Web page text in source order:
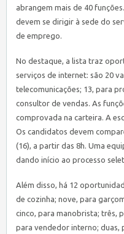
abrangem mais de 40
devem se dirigir à sede do
de emprego.
No destaque, a lista traz
serviços de internet: são 20
telecomunicações; 13, para
consultor de vendas. As
comprovada na carteira. A
Os candidatos devem
(16), a partir das 8h. Uma
dando início ao processo
Além disso, há 12
de cozinha; nove, para
cinco, para manobrista; três,
para vendedor interno; duas,